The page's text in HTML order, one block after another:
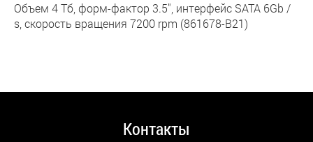
Объем 4 Тб, форм-фактор 3.5", интерфейс SATA 6Gb /
s, скорость вращения 7200 rpm (861678-B21)
Контакты